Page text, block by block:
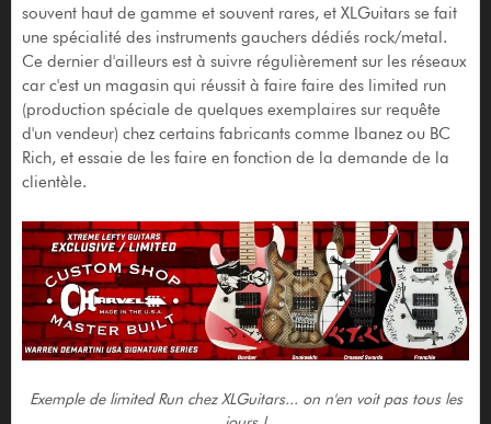
souvent haut de gamme et souvent rares, et XLGuitars se fait
une spécialité des instruments gauchers dédiés rock/metal.
Ce dernier d'ailleurs est à suivre régulièrement sur les réseaux
car c'est un magasin qui réussit à faire faire des limited run
(production spéciale de quelques exemplaires sur requête
d'un vendeur) chez certains fabricants comme Ibanez ou BC
Rich, et essaie de les faire en fonction de la demande de la
clientèle.
Exemple de limited Run chez XLGuitars... on n'en voit pas tous les